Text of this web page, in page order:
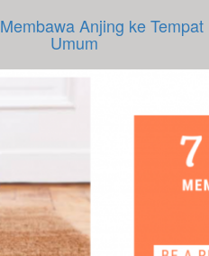
Anjing ke Tempat
Umum